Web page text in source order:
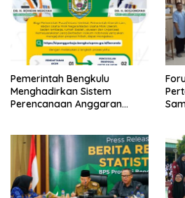
Pemerintah Bengkulu
Menghadirkan Sistem
Perencanaan Anggaran